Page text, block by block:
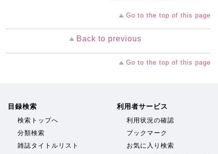
Go to the top of this page
Back to previous
Go to the top of this page
目録検索
検索トップへ
分類検索
雑誌タイトルリスト
利用者サービス
利用状況の確認
ブックマーク
お気に入り検索